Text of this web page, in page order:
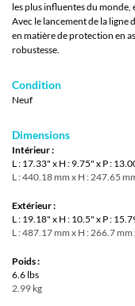
les plus influentes du monde,
Avec le lancement de la ligne
en matière de protection en
robustesse.
Condition
Neuf
Dimensions
Intérieur :
L : 17.33" x H : 9.75" x P :
L : 440.18 mm x H : 247.65
Extérieur :
L : 19.18" x H : 10.5" x P :
L : 487.17 mm x H : 266.7 mm
Poids :
6.6 lbs
2.99 kg